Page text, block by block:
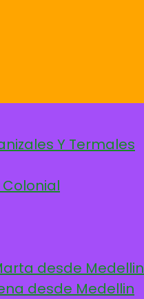
Y Termales
desde Medellin
desde Medellin